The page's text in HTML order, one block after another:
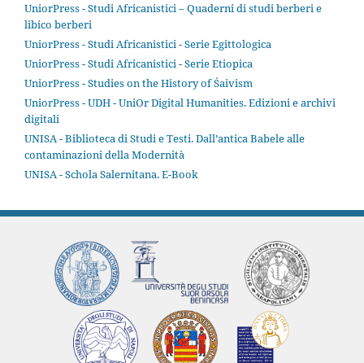
UniorPress - Studi Africanistici – Quaderni di studi berberi e
libico berberi
UniorPress - Studi Africanistici - Serie Egittologica
UniorPress - Studi Africanistici - Serie Etiopica
UniorPress - Studies on the History of Śaivism
UniorPress - UDH - UniOr Digital Humanities. Edizioni e archivi
digitali
UNISA - Biblioteca di Studi e Testi. Dall’antica Babele alle
contaminazioni della Modernità
UNISA - Schola Salernitana. E-Book